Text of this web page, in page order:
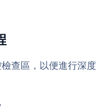
查區，以便進行深度